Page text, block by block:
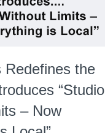
Redefines the
“Studio
– Now